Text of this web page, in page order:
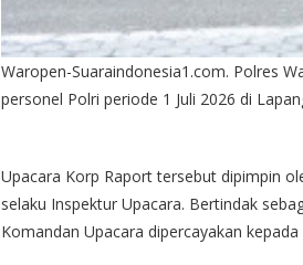
Waropen-Suaraindonesia1.com. Polres
personel Polri periode 1 Juli 2026 di
Upacara Korp Raport tersebut dipimpin
selaku Inspektur Upacara. Bertindak
Komandan Upacara dipercayakan